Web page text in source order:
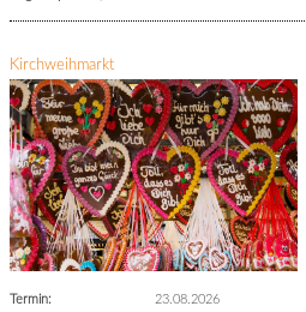
Kirchweihmarkt
Termin:
23.08.2026